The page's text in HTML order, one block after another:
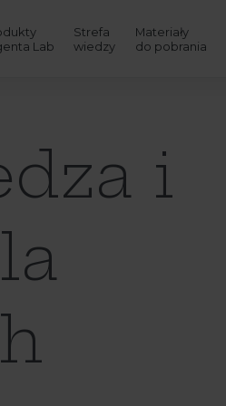
Lab
Strefa
wiedzy
Materiały
do pobrania
i